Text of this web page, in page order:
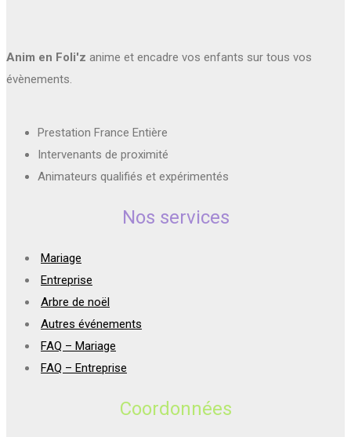
Anim en Foli'z anime et encadre vos enfants sur tous vos
évènements.
Prestation France Entière
Intervenants de proximité
Animateurs qualifiés et expérimentés
Nos services
Mariage
Entreprise
Arbre de noël
Autres événements
FAQ – Mariage
FAQ – Entreprise
Coordonnées